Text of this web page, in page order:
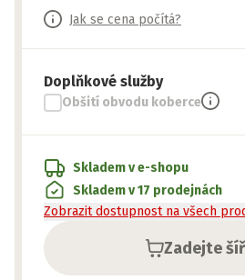
Jak se cena počítá?
Doplňkové služby
Obšití obvodu koberce
Zadejte
Skladem v e-shopu
Skladem v 17 prodejnách
Zobrazit dostupnost na všech